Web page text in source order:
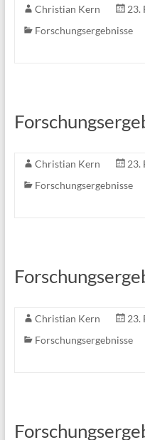
Christian Kern
23.
Forschungsergebnisse
Christian Kern
23.
Forschungsergebnisse
Christian Kern
23.
Forschungsergebnisse